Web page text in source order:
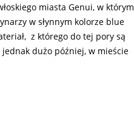
miasta Genui, w którym
w słynnym kolorze blue
z którego do tej pory są
dużo później, w mieście